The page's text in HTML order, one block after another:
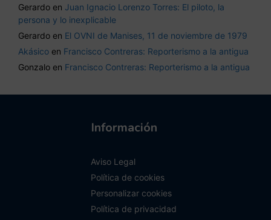
Gerardo en Juan Ignacio Lorenzo Torres: El piloto, la
persona y lo inexplicable
Gerardo en El OVNI de Manises, 11 de noviembre de 1979
Akásico en Francisco Contreras: Reporterismo a la antigua
Gonzalo en Francisco Contreras: Reporterismo a la antigua
Información
Aviso Legal
Política de cookies
Personalizar cookies
Política de privacidad